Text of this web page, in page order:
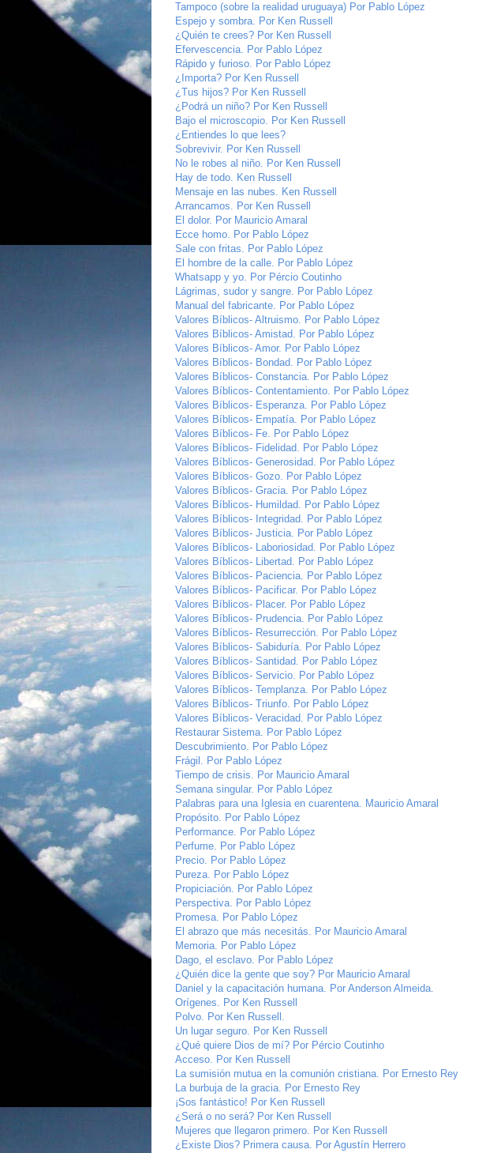
Tampoco (sobre la realidad uruguaya) Por Pablo López
Espejo y sombra. Por Ken Russell
¿Quién te crees? Por Ken Russell
Efervescencia. Por Pablo López
Rápido y furioso. Por Pablo López
¿Importa? Por Ken Russell
¿Tus hijos? Por Ken Russell
¿Podrá un niño? Por Ken Russell
Bajo el microscopio. Por Ken Russell
¿Entiendes lo que lees?
Sobrevivir. Por Ken Russell
No le robes al niño. Por Ken Russell
Hay de todo. Ken Russell
Mensaje en las nubes. Ken Russell
Arrancamos. Por Ken Russell
El dolor. Por Mauricio Amaral
Ecce homo. Por Pablo López
Sale con fritas. Por Pablo López
El hombre de la calle. Por Pablo López
Whatsapp y yo. Por Pércio Coutinho
Lágrimas, sudor y sangre. Por Pablo López
Manual del fabricante. Por Pablo López
Valores Bíblicos- Altruismo. Por Pablo López
Valores Bíblicos- Amistad. Por Pablo López
Valores Bíblicos- Amor. Por Pablo López
Valores Bíblicos- Bondad. Por Pablo López
Valores Bíblicos- Constancia. Por Pablo López
Valores Bíblicos- Contentamiento. Por Pablo López
Valores Bíblicos- Esperanza. Por Pablo López
Valores Bíblicos- Empatía. Por Pablo López
Valores Bíblicos- Fe. Por Pablo López
Valores Bíblicos- Fidelidad. Por Pablo López
Valores Bíblicos- Generosidad. Por Pablo López
Valores Bíblicos- Gozo. Por Pablo López
Valores Bíblicos- Gracia. Por Pablo López
Valores Bíblicos- Humildad. Por Pablo López
Valores Bíblicos- Integridad. Por Pablo López
Valores Bíblicos- Justicia. Por Pablo López
Valores Bíblicos- Laboriosidad. Por Pablo López
Valores Bíblicos- Libertad. Por Pablo López
Valores Bíblicos- Paciencia. Por Pablo López
Valores Bíblicos- Pacificar. Por Pablo López
Valores Bíblicos- Placer. Por Pablo López
Valores Bíblicos- Prudencia. Por Pablo López
Valores Bíblicos- Resurrección. Por Pablo López
Valores Bíblicos- Sabiduría. Por Pablo López
Valores Bíblicos- Santidad. Por Pablo López
Valores Bíblicos- Servicio. Por Pablo López
Valores Bíblicos- Templanza. Por Pablo López
Valores Bíblicos- Triunfo. Por Pablo López
Valores Bíblicos- Veracidad. Por Pablo López
Restaurar Sistema. Por Pablo López
Descubrimiento. Por Pablo López
Frágil. Por Pablo López
Tiempo de crisis. Por Mauricio Amaral
Semana singular. Por Pablo López
Palabras para una Iglesia en cuarentena. Mauricio Amaral
Propósito. Por Pablo López
Performance. Por Pablo López
Perfume. Por Pablo López
Precio. Por Pablo López
Pureza. Por Pablo López
Propiciación. Por Pablo López
Perspectiva. Por Pablo López
Promesa. Por Pablo López
El abrazo que más necesitás. Por Mauricio Amaral
Memoria. Por Pablo López
Dago, el esclavo. Por Pablo López
¿Quién dice la gente que soy? Por Mauricio Amaral
Daniel y la capacitación humana. Por Anderson Almeida.
Orígenes. Por Ken Russell
Polvo. Por Ken Russell.
Un lugar seguro. Por Ken Russell
¿Qué quiere Dios de mí? Por Pércio Coutinho
Acceso. Por Ken Russell
La sumisión mutua en la comunión cristiana. Por Ernesto Rey
La burbuja de la gracia. Por Ernesto Rey
¡Sos fantástico! Por Ken Russell
¿Será o no será? Por Ken Russell
Mujeres que llegaron primero. Por Ken Russell
¿Existe Dios? Primera causa. Por Agustín Herrero